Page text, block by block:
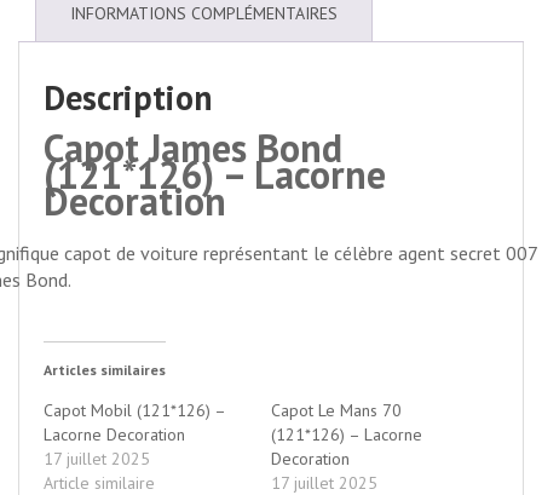
INFORMATIONS COMPLÉMENTAIRES
Description
Capot James Bond
(121*126) – Lacorne
Decoration
capot de voiture représentant le célèbre agent secret 007
Bond.
Articles similaires
Capot Mobil (121*126) –
Lacorne Decoration
17 juillet 2025
Article similaire
Capot Le Mans 70
(121*126) – Lacorne
Decoration
17 juillet 2025